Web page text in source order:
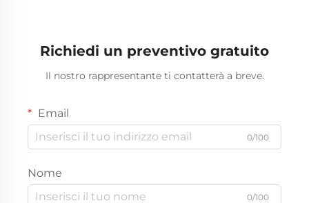
Richiedi un preventivo gratuito
Il nostro rappresentante ti contatterà a breve.
Email
0/100
Nome
0/100